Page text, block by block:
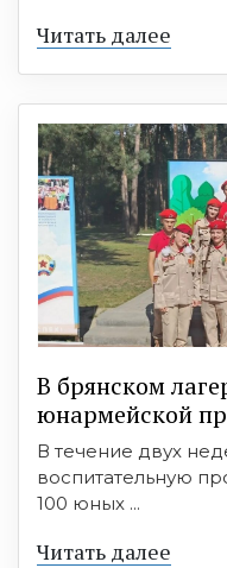
Читать далее
В брянском
юнармейской
В течение двух
воспитательную
100 юных ...
Читать далее